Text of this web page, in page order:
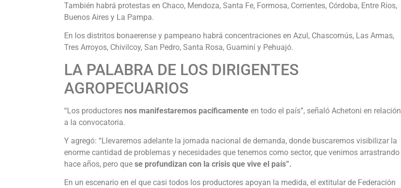
También habrá protestas en Chaco, Mendoza, Santa Fe, Formosa, Corrientes, Córdoba, Entre Ríos,
Buenos Aires y La Pampa.
En los distritos bonaerense y pampeano habrá concentraciones en Azul, Chascomús, Las Armas,
Tres Arroyos, Chivilcoy, San Pedro, Santa Rosa, Guaminí y Pehuajó.
LA PALABRA DE LOS DIRIGENTES
AGROPECUARIOS
“Los productores nos manifestaremos pacíficamente en todo el país”, señaló Achetoni en relación
a la convocatoria.
Y agregó: “Llevaremos adelante la jornada nacional de demanda, donde buscaremos visibilizar la
enorme cantidad de problemas y necesidades que tenemos como sector, que venimos arrastrando
hace años, pero que se profundizan con la crisis que vive el país”.
En un escenario en el que casi todos los productores apoyan la medida, el extitular de Federación